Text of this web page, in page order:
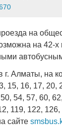
на
на 42-х
Алматы, на
15, 16, 17, 20,
54, 57, 60,
119, 122,
сайте